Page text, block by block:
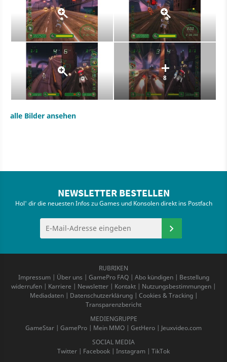
8
alle Bilder ansehen
NEWSLETTER BESTELLEN
Hol' dir die neuesten Infos zu Games und Konsolen direkt ins Postfach
RUBRIKEN
Impressum| Über uns | GamePro FAQ| Abo kündigen| Bestellung
widerrufen | Karriere | Newsletter | Kontakt | Nutzungsbestimmungen |
Mediadaten| Datenschutzerklärung| Cookies & Tracking|
Transparenzbericht
MEDIENGRUPPE
GameStar | GamePro | Mein MMO | GetHero | Jeuxvideo.com
SOCIAL MEDIA
Twitter | Facebook | Instagram | TikTok